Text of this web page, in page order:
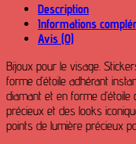
Description
Informations
Avis (0)
Bijoux pour le visage.
forme d’étoile adhérant
diamant et en forme
précieux et des looks
points de lumière précieux